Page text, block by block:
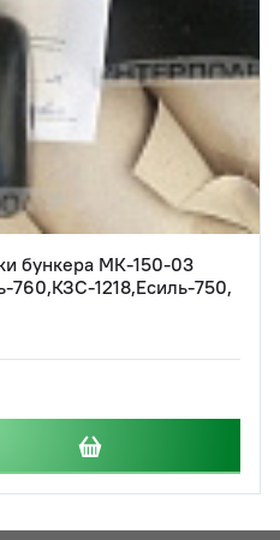
бункера МК-150-03
760,КЗС-1218,Есиль-750,